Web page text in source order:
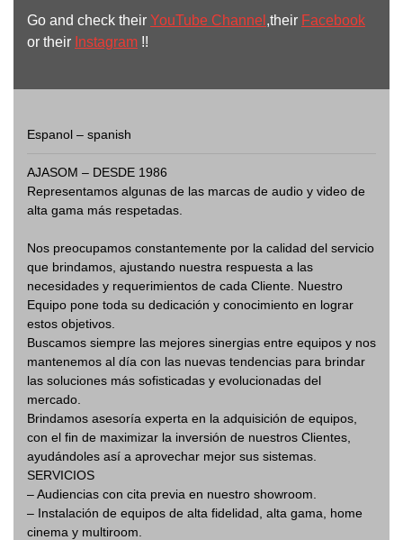
Go and check their YouTube Channel ,their Facebook
or their Instagram !!
Espanol – spanish
AJASOM – DESDE 1986
Representamos algunas de las marcas de audio y video de
alta gama más respetadas.
Nos preocupamos constantemente por la calidad del servicio
que brindamos, ajustando nuestra respuesta a las
necesidades y requerimientos de cada Cliente. Nuestro
Equipo pone toda su dedicación y conocimiento en lograr
estos objetivos.
Buscamos siempre las mejores sinergias entre equipos y nos
mantenemos al día con las nuevas tendencias para brindar
las soluciones más sofisticadas y evolucionadas del
mercado.
Brindamos asesoría experta en la adquisición de equipos,
con el fin de maximizar la inversión de nuestros Clientes,
ayudándoles así a aprovechar mejor sus sistemas.
SERVICIOS
– Audiencias con cita previa en nuestro showroom.
– Instalación de equipos de alta fidelidad, alta gama, home
cinema y multiroom.